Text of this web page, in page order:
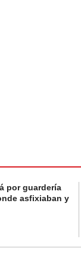
por guardería
asfixiaban y